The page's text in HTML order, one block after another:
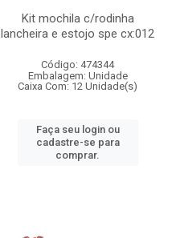
Kit mochila c/rodinha
lancheira e estojo spe cx:012
Código: 474344
Embalagem: Unidade
Caixa Com: 12 Unidade(s)
Faça seu login ou
cadastre-se para
comprar.